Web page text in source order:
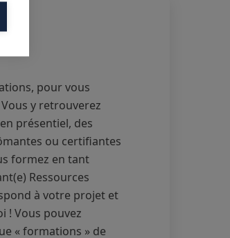
pour vous
y retrouverez
présentiel, des
ou certifiantes
formez en tant
Ressources
à votre projet et
! Vous pouvez
« formations » de